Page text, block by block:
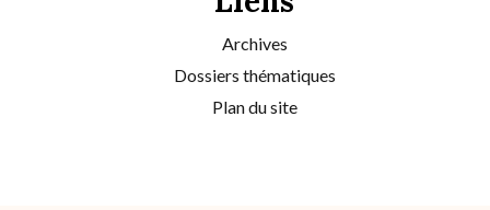
Archives
Dossiers thématiques
Plan du site